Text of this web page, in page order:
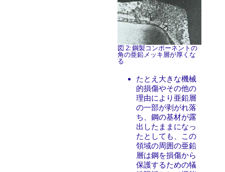
図 2: 鋼製コンポーネントの
角の亜鉛メッキ層が厚くな
る
たとえ大きな機械
的損傷やその他の
理由により亜鉛層
の一部が剥がれ落
ち、鋼の基材が露
出したままになっ
たとしても、この
領域の周囲の亜鉛
層は鋼を損傷から
保護するための犠